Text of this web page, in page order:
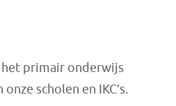
het primair onderwijs
scholen en IKC’s.